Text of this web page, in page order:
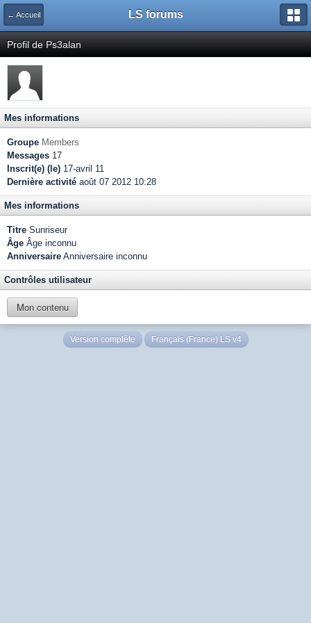
← Accueil LS forums
Profil de Ps3alan
Mes informations
Groupe Members
Messages 17
Inscrit(e) (le) 17-avril 11
Dernière activité août 07 2012 10:28
Mes informations
Titre Sunriseur
Âge Âge inconnu
Anniversaire Anniversaire inconnu
Contrôles utilisateur
Mon contenu
Version complète Français (France) LS v4